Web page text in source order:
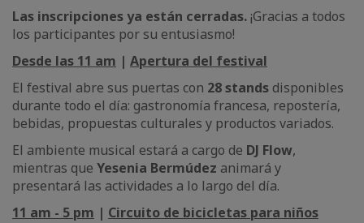
Las inscripciones ya están cerradas.¡Gracias a todos
los participantes por su entusiasmo!
Desde las 11 am | Apertura del festival
El festival abre sus puertas con 28 standsdisponibles
durante todo el día: gastronomía francesa, repostería,
bebidas, propuestas culturales y productos variados.
El ambiente musical estará a cargo de DJ Flow,
mientras que Yesenia Bermúdez animará y
presentará las actividades a lo largo del día.
11 am - 5 pm | Circuito de bicicletas para niños